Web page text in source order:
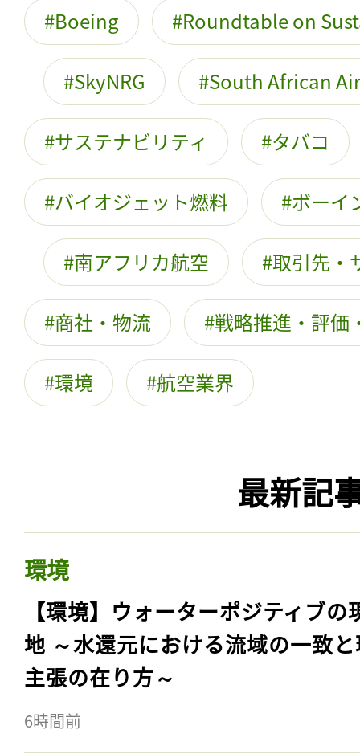
Boeing Roundtable on
SkyNRG South African
サステナビリティ タバコ
バイオジェット燃料 ボーイ
南アフリカ航空 取引先・
商社・物流 戦略推進・評価
環境 航空業界
最新記
環境
【環境】ウォーターポジティブの
地 ～水還元における流域の一致
主張の在り方～
6時間前